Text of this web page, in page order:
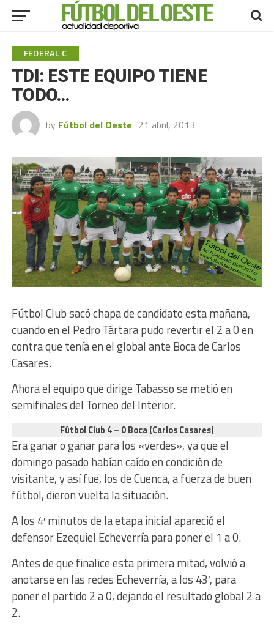
FEDERAL C
TDI: ESTE EQUIPO TIENE
TODO…
by Fútbol del Oeste 21 abril, 2013
Fútbol Club sacó chapa de candidato esta mañana,
cuando en el Pedro Tártara pudo revertir el 2 a 0 en
contra que tenía en el global ante Boca de Carlos
Casares.
Ahora el equipo que dirige Tabasso se metió en
semifinales del Torneo del Interior.
Fútbol Club 4 – 0 Boca (Carlos Casares)
Era ganar o ganar para los «verdes», ya que el
domingo pasado habían caído en condición de
visitante, y así fue, los de Cuenca, a fuerza de buen
fútbol, dieron vuelta la situación.
A los 4′ minutos de la etapa inicial apareció el
defensor Ezequiel Echeverría para poner el 1 a 0.
Antes de que finalice esta primera mitad, volvió a
anotarse en las redes Echeverría, a los 43′, para
poner el partido 2 a 0, dejando el resultado global 2 a
2.